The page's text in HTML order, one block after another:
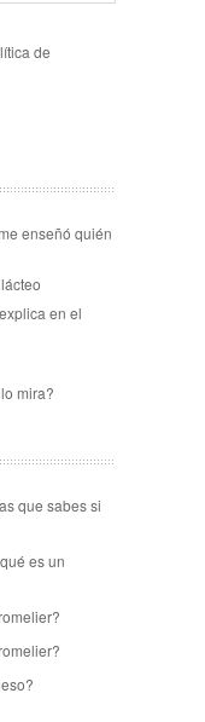
de
enseñó quién
en el
mira?
que sabes si
es un